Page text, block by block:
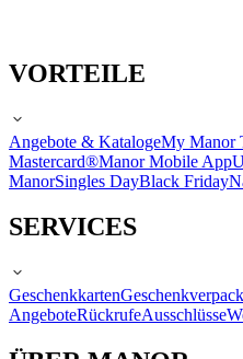
VORTEILE
Angebote & KatalogeMy Manor
Mastercard®Manor Mobile App
ManorSingles DayBlack Friday
SERVICES
Geschenkkarten
AngeboteRückrufeAusschlüsse